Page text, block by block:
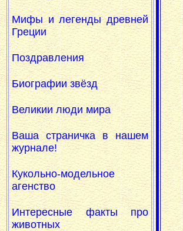
Мифы и легенды древней
Греции
Поздравления
Биографии звёзд
Великии люди мира
Ваша страничка в нашем
журнале!
Кукольно-модельное
агенство
Интересные факты про
животных